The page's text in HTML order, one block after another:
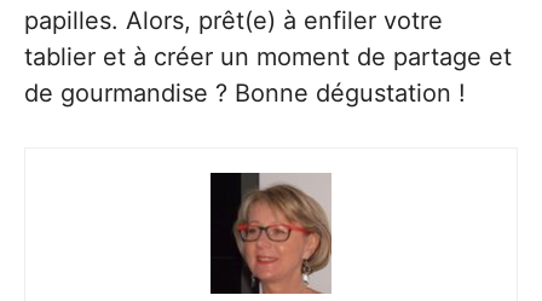
papilles. Alors, prêt(e) à enfiler votre
tablier et à créer un moment de partage et
de gourmandise ? Bonne dégustation !